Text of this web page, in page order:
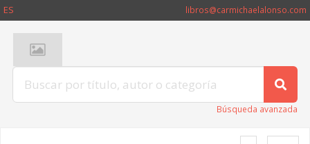
ES libros@carmichaelalonso.com
Búsqueda avanzada